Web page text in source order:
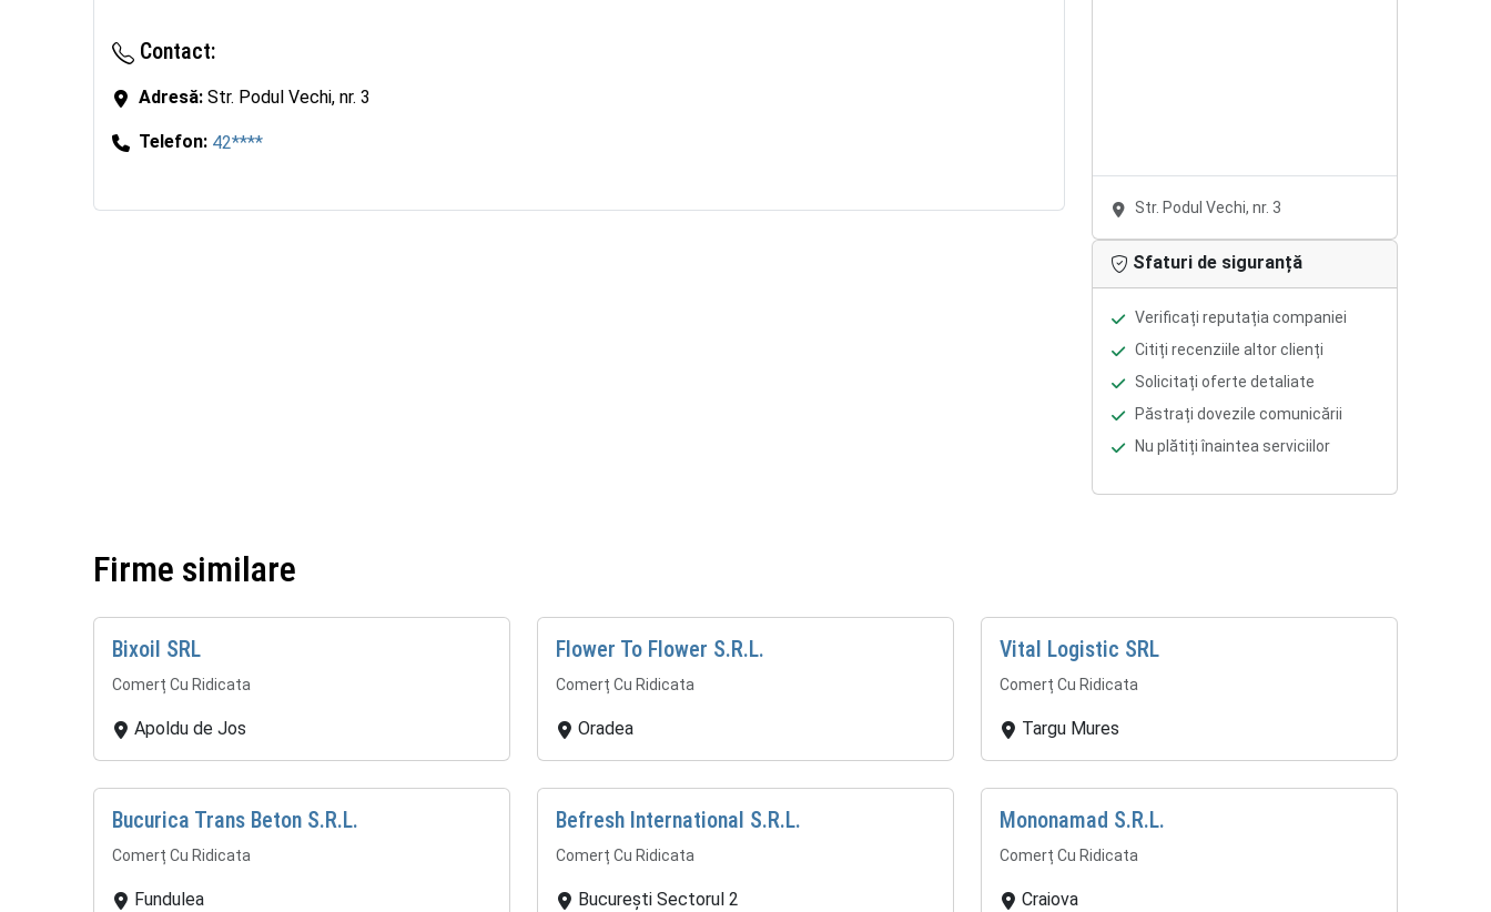
Contact:
Adresă: Str. Podul Vechi, nr. 3
Telefon: 42****
Str. Podul Vechi, nr. 3
Sfaturi de siguranță
Verificați reputația companiei
Citiți recenziile altor clienți
Solicitați oferte detaliate
Păstrați dovezile comunicării
Nu plătiți înaintea serviciilor
Firme similare
Bixoil SRL
Comerț Cu Ridicata
Apoldu de Jos
Flower To Flower S.R.L.
Comerț Cu Ridicata
Oradea
Vital Logistic SRL
Comerț Cu Ridicata
Targu Mures
Bucurica Trans Beton S.R.L.
Comerț Cu Ridicata
Fundulea
Befresh International S.R.L.
Comerț Cu Ridicata
București Sectorul 2
Mononamad S.R.L.
Comerț Cu Ridicata
Craiova